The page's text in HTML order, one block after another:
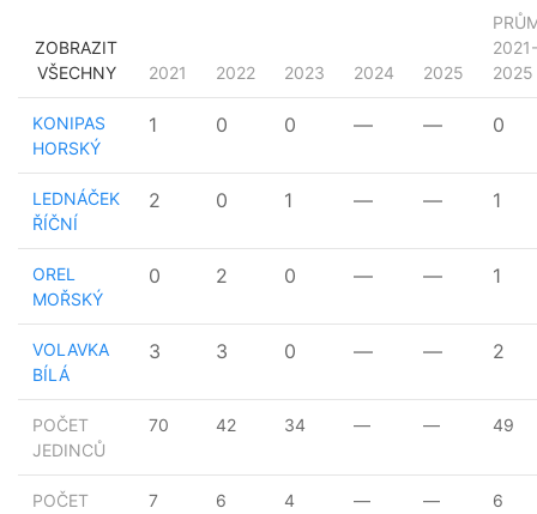
ZOBRAZIT
VŠECHNY
2021 2022 2023 2024 2025
2021-
2025
POČET
JEDINCŮ
70 42 34 — — 49
POČET
7 6 4 — — 6
KONIPAS
HORSKÝ
1 0 0 — — 0
LEDNÁČEK
ŘÍČNÍ
2 0 1 — — 1
OREL
MOŘSKÝ
0 2 0 — — 1
VOLAVKA
BÍLÁ
3 3 0 — — 2